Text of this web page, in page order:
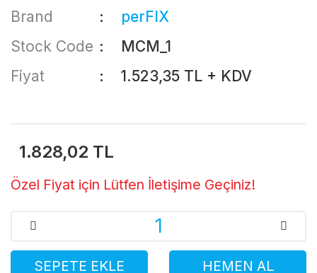
Brand
perFIX
Stock Code
MCM_1
Fiyat
1.523,35 TL + KDV
1.828,02 TL
Özel Fiyat için Lütfen İletişime Geçiniz!
SEPETE EKLE HEMEN AL